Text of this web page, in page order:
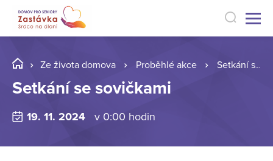
Ze života domova Proběhlé akce Setkání se sovičkami
Setkání se sovičkami
19. 11. 2024 v 0:00 hodin